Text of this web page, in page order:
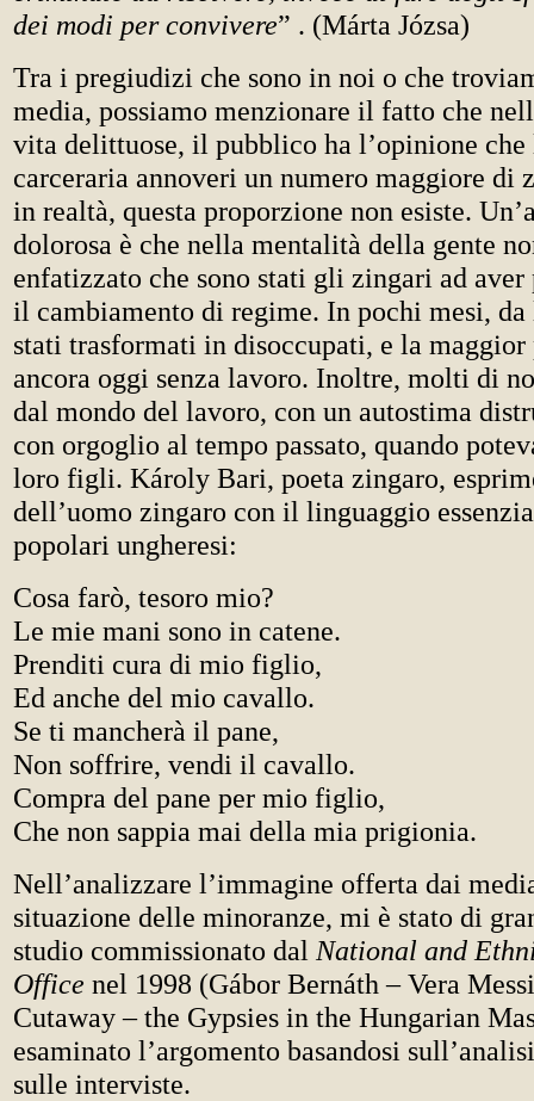
dei modi per convivere” . (Márta Józsa)
Tra i pregiudizi che sono in noi o che
media, possiamo menzionare il fatto che
vita delittuose, il pubblico ha l’opinione
carceraria annoveri un numero maggiore di
in realtà, questa proporzione non esiste.
dolorosa è che nella mentalità della gente
enfatizzato che sono stati gli zingari ad aver
il cambiamento di regime. In pochi mesi,
stati trasformati in disoccupati, e la maggior
ancora oggi senza lavoro. Inoltre, molti di
dal mondo del lavoro, con un autostima
con orgoglio al tempo passato, quando
loro figli. Károly Bari, poeta zingaro,
dell’uomo zingaro con il linguaggio
popolari ungheresi:
Cosa farò, tesoro mio?
Le mie mani sono in catene.
Prenditi cura di mio figlio,
Ed anche del mio cavallo.
Se ti mancherà il pane,
Non soffrire, vendi il cavallo.
Compra del pane per mio figlio,
Che non sappia mai della mia prigionia.
Nell’analizzare l’immagine offerta dai
situazione delle minoranze, mi è stato di
studio commissionato dal National and
Office nel 1998 (Gábor Bernáth – Vera
Cutaway – the Gypsies in the Hungarian
esaminato l’argomento basandosi
sulle interviste.